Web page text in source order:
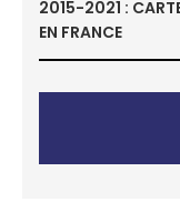
2015-2021 :
EN FRANCE